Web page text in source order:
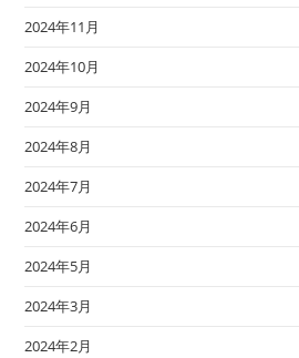
2024年11月
2024年10月
2024年9月
2024年8月
2024年7月
2024年6月
2024年5月
2024年3月
2024年2月